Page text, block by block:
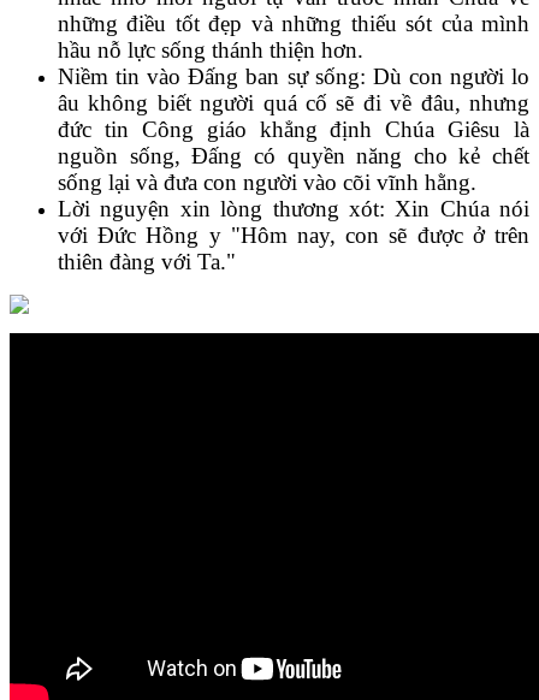
những điều tốt đẹp và những thiếu sót của mình
hầu nỗ lực sống thánh thiện hơn.
Niềm tin vào Đấng ban sự sống: Dù con người lo
âu không biết người quá cố sẽ đi về đâu, nhưng
đức tin Công giáo khẳng định Chúa Giêsu là
nguồn sống, Đấng có quyền năng cho kẻ chết
sống lại và đưa con người vào cõi vĩnh hằng.
Lời nguyện xin lòng thương xót: Xin Chúa nói
với Đức Hồng y "Hôm nay, con sẽ được ở trên
thiên đàng với Ta."